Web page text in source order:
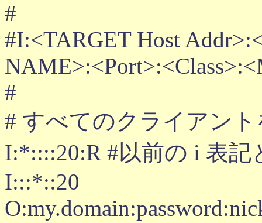
#
#I:<TARGET Host
#
# すべてのクライアン
I:*::::20:R #以前の i 表記
I:::*::20